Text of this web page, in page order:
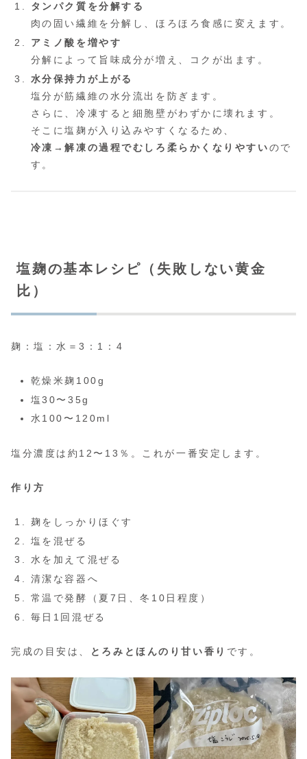
タンパク質を分解する
肉の固い繊維を分解し、ほろほろ食感に変えます。
アミノ酸を増やす
分解によって旨味成分が増え、コクが出ます。
水分保持力が上がる
塩分が筋繊維の水分流出を防ぎます。
さらに、冷凍すると細胞壁がわずかに壊れます。
そこに塩麹が入り込みやすくなるため、
冷凍→解凍の過程でむしろ柔らかくなりやすいので
す。
塩麹の基本レシピ（失敗しない黄金
比）
麹：塩：水＝3：1：4
乾燥米麹100g
塩30〜35g
水100〜120ml
塩分濃度は約12〜13％。これが一番安定します。
作り方
麹をしっかりほぐす
塩を混ぜる
水を加えて混ぜる
清潔な容器へ
常温で発酵（夏7日、冬10日程度）
毎日1回混ぜる
完成の目安は、 とろみとほんのり甘い香り です。